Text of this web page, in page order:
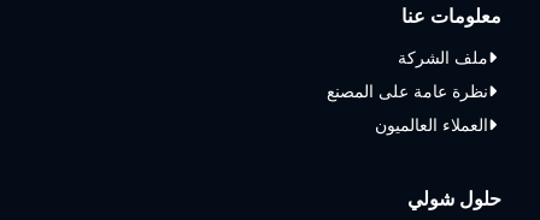
معلومات عنا
ملف الشركة
نظرة عامة على المصنع
العملاء العالميون
حلول شولي